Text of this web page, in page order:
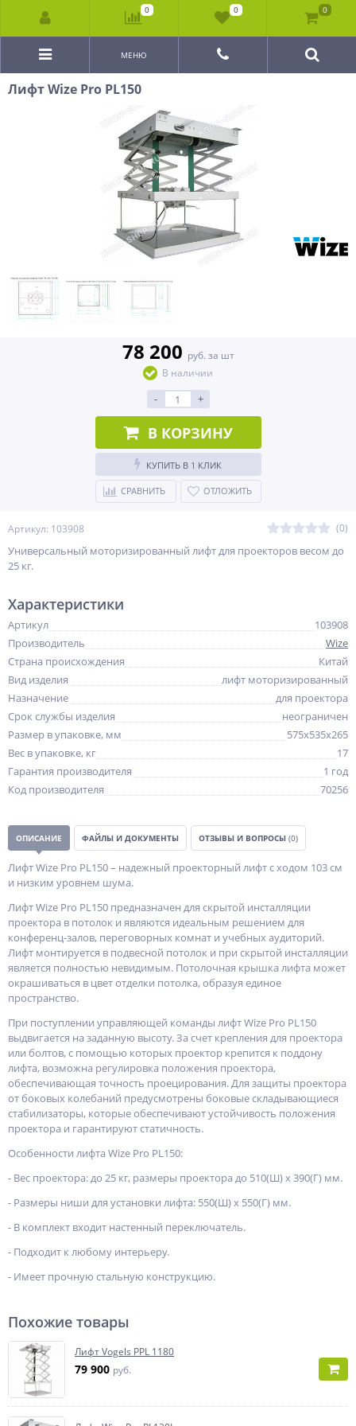
МЕНЮ
Лифт Wize Pro PL150
Артикул: 103908 (0)
Универсальный моторизированный лифт для проекторов весом до
25 кг.
78 200 руб. за шт
В наличии
- +
В КОРЗИНУ
КУПИТЬ В 1 КЛИК
СРАВНИТЬ ОТЛОЖИТЬ
Характеристики
Артикул
103908
Производитель
Wize
Страна происхождения
Китай
Вид изделия
лифт моторизированный
Назначение
для проектора
Срок службы изделия
неограничен
Размер в упаковке, мм
575x535x265
Вес в упаковке, кг
17
Гарантия производителя
1 год
Код производителя
70256
ОПИСАНИЕ ФАЙЛЫ И ДОКУМЕНТЫ ОТЗЫВЫ И ВОПРОСЫ (0)
Лифт Wize Pro PL150 – надежный проекторный лифт с ходом 103 см
и низким уровнем шума.
Лифт Wize Pro PL150 предназначен для скрытой инсталляции
проектора в потолок и являются идеальным решением для
конференц-залов, переговорных комнат и учебных аудиторий.
Лифт монтируется в подвесной потолок и при скрытой инсталляции
является полностью невидимым. Потолочная крышка лифта может
окрашиваться в цвет отделки потолка, образуя единое
пространство.
При поступлении управляющей команды лифт Wize Pro PL150
выдвигается на заданную высоту. За счет крепления для проектора
или болтов, с помощью которых проектор крепится к поддону
лифта, возможна регулировка положения проектора,
обеспечивающая точность проецирования. Для защиты проектора
от боковых колебаний предусмотрены боковые складывающиеся
стабилизаторы, которые обеспечивают устойчивость положения
проектора и гарантируют статичность.
Особенности лифта Wize Pro PL150:
- Вес проектора: до 25 кг, размеры проектора до 510(Ш) x 390(Г) мм.
- Размеры ниши для установки лифта: 550(Ш) x 550(Г) мм.
- В комплект входит настенный переключатель.
- Подходит к любому интерьеру.
- Имеет прочную стальную конструкцию.
Похожие товары
Лифт Vogels PPL 1180
79 900 руб.
0 0 0